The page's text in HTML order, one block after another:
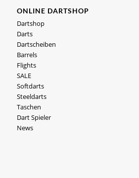
ONLINE DARTSHOP
Dartshop
Darts
Dartscheiben
Barrels
Flights
SALE
Softdarts
Steeldarts
Taschen
Dart Spieler
News